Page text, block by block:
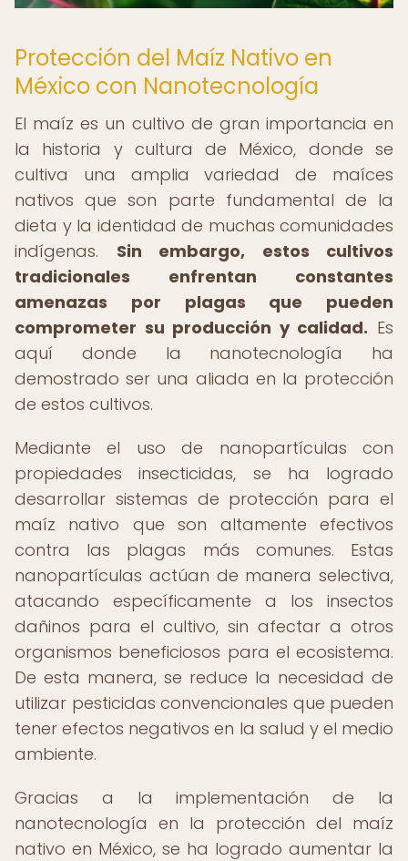
Protección del Maíz Nativo en
México con Nanotecnología
El maíz es un cultivo de gran importancia en
la historia y cultura de México, donde se
cultiva una amplia variedad de maíces
nativos que son parte fundamental de la
dieta y la identidad de muchas comunidades
indígenas. Sin embargo, estos cultivos
tradicionales enfrentan constantes
amenazas por plagas que pueden
comprometer su producción y calidad. Es
aquí donde la nanotecnología ha
demostrado ser una aliada en la protección
de estos cultivos.
Mediante el uso de nanopartículas con
propiedades insecticidas, se ha logrado
desarrollar sistemas de protección para el
maíz nativo que son altamente efectivos
contra las plagas más comunes. Estas
nanopartículas actúan de manera selectiva,
atacando específicamente a los insectos
dañinos para el cultivo, sin afectar a otros
organismos beneficiosos para el ecosistema.
De esta manera, se reduce la necesidad de
utilizar pesticidas convencionales que pueden
tener efectos negativos en la salud y el medio
ambiente.
Gracias a la implementación de la
nanotecnología en la protección del maíz
nativo en México, se ha logrado aumentar la